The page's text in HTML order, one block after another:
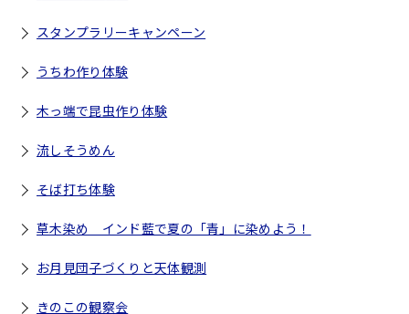
スタンプラリーキャンペーン
うちわ作り体験
木っ端で昆虫作り体験
流しそうめん
そば打ち体験
草木染め インド藍で夏の「青」に染めよう！
お月見団子づくりと天体観測
きのこの観察会